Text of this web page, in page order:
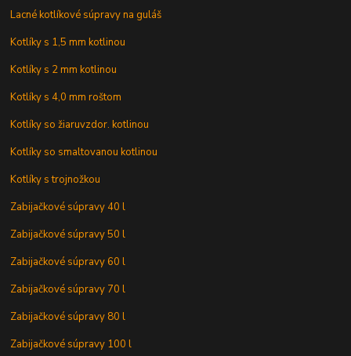
Lacné kotlíkové súpravy na guláš
Kotlíky s 1,5 mm kotlinou
Kotlíky s 2 mm kotlinou
Kotlíky s 4,0 mm roštom
Kotlíky so žiaruvzdor. kotlinou
Kotlíky so smaltovanou kotlinou
Kotlíky s trojnožkou
Zabijačkové súpravy 40 l
Zabijačkové súpravy 50 l
Zabijačkové súpravy 60 l
Zabijačkové súpravy 70 l
Zabijačkové súpravy 80 l
Zabijačkové súpravy 100 l